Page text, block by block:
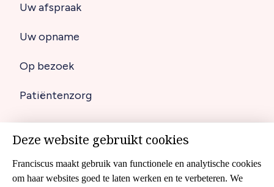
(footer)
Uw afspraak
Uw opname
Op bezoek
Patiëntenzorg
Footer
navigation
Disclaimer
Cookies
Deze website gebruikt cookies
Franciscus maakt gebruik van functionele en analytische cookies
om haar websites goed te laten werken en te verbeteren. We